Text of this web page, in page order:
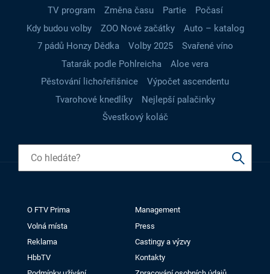
TV program
Změna času Partie
Počasí
Kdy budou volby
ZOO Nové začátky
Auto – katalog
7 pádů Honzy Dědka
Volby 2025
Svařené víno
Tatarák podle Pohlreicha
Aloe vera
Pěstování lichořeřišnice
Výpočet ascendentu
Tvarohové knedlíky
Nejlepší palačinky
Švestkový koláč
O FTV Prima
Management
Volná místa
Press
Reklama
Castingy a výzvy
HbbTV
Kontakty